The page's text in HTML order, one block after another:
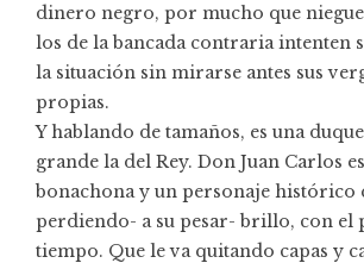
dinero negro, por mucho que
los de la bancada contraria intenten
la situación sin mirarse antes sus
propias.
Y hablando de tamaños, es una
grande la del Rey. Don Juan Carlos
bonachona y un personaje histórico
perdiendo- a su pesar- brillo, con el
tiempo. Que le va quitando capas y